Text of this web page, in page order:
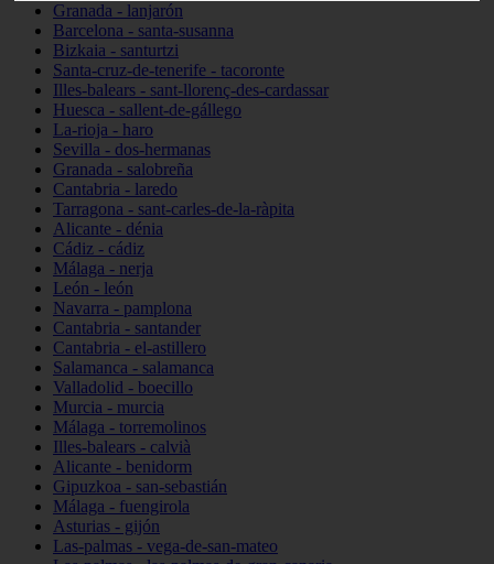
Granada - lanjarón
Barcelona - santa-susanna
Bizkaia - santurtzi
Santa-cruz-de-tenerife - tacoronte
Illes-balears - sant-llorenç-des-cardassar
Huesca - sallent-de-gállego
La-rioja - haro
Sevilla - dos-hermanas
Granada - salobreña
Cantabria - laredo
Tarragona - sant-carles-de-la-ràpita
Alicante - dénia
Cádiz - cádiz
Málaga - nerja
León - león
Navarra - pamplona
Cantabria - santander
Cantabria - el-astillero
Salamanca - salamanca
Valladolid - boecillo
Murcia - murcia
Málaga - torremolinos
Illes-balears - calvià
Alicante - benidorm
Gipuzkoa - san-sebastián
Málaga - fuengirola
Asturias - gijón
Las-palmas - vega-de-san-mateo